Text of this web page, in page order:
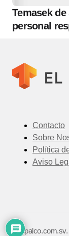
Temasek
personal
Contacto
Sobre
Política
Aviso
©️ elpalco.com.sv.